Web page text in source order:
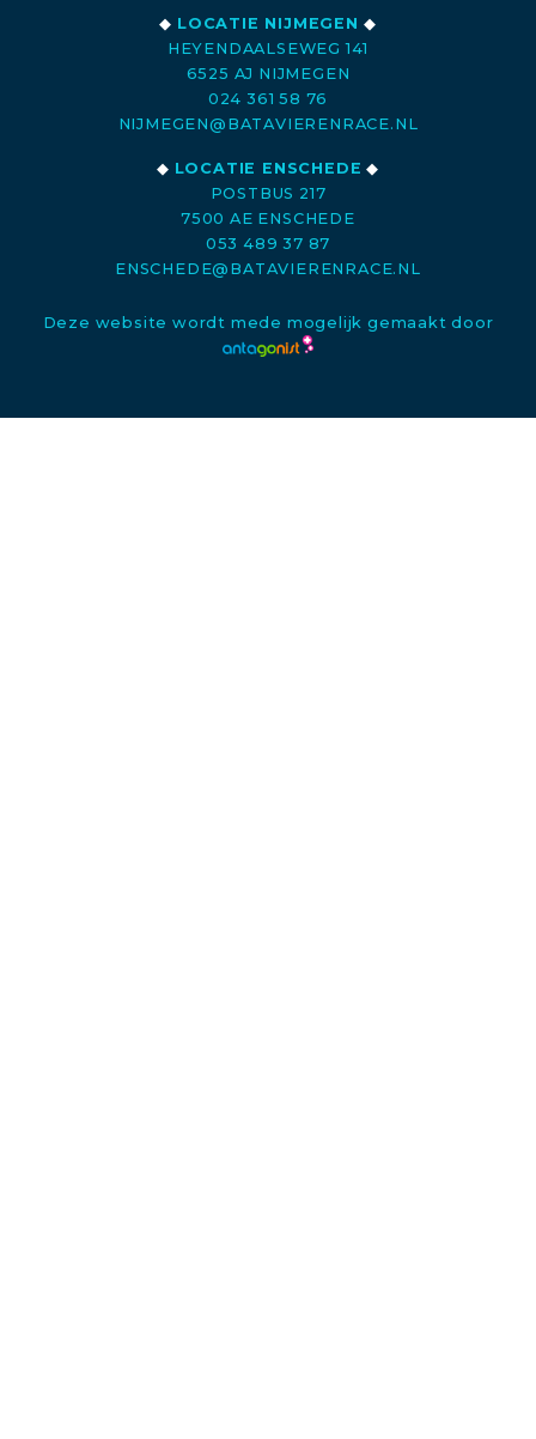
◆ LOCATIE NIJMEGEN ◆
HEYENDAALSEWEG 141
6525 AJ NIJMEGEN
024 361 58 76
NIJMEGEN@BATAVIERENRACE.NL
◆ LOCATIE ENSCHEDE ◆
POSTBUS 217
7500 AE ENSCHEDE
053 489 37 87
ENSCHEDE@BATAVIERENRACE.NL
Deze website wordt mede mogelijk gemaakt door